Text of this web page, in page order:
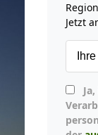
Jetzt